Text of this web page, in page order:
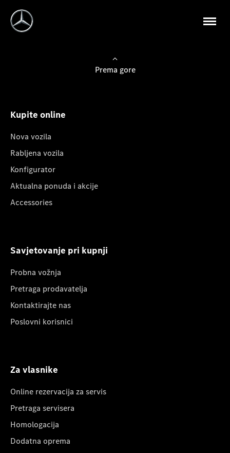
Prema gore
Kupite online
Nova vozila
Rabljena vozila
Konfigurator
Aktualna ponuda i akcije
Accessories
Savjetovanje pri kupnji
Probna vožnja
Pretraga prodavatelja
Kontaktirajte nas
Poslovni korisnici
Za vlasnike
Online rezervacija za servis
Pretraga servisera
Homologacija
Dodatna oprema